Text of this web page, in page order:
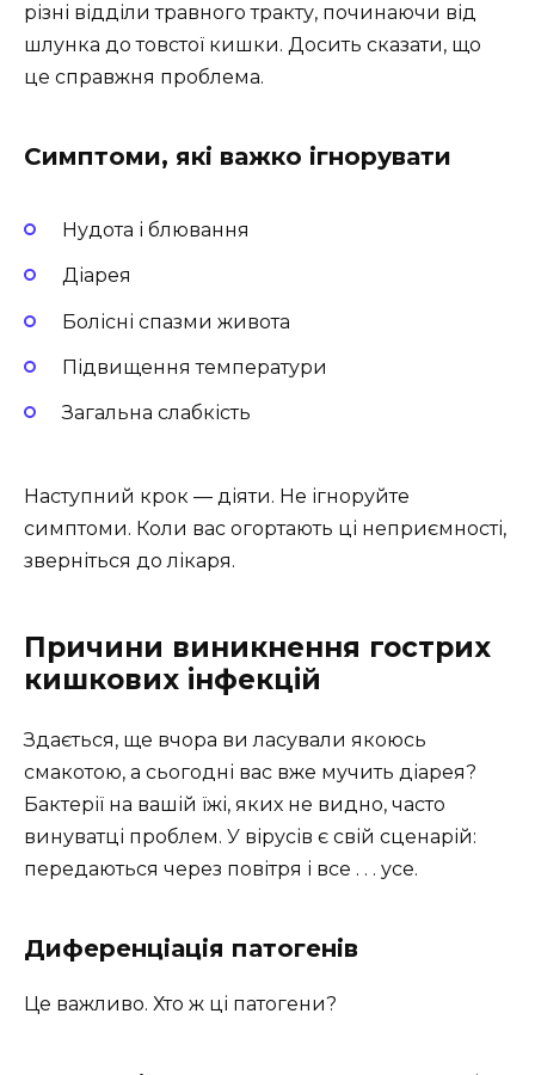
різні відділи травного тракту, починаючи від
шлунка до товстої кишки. Досить сказати, що
це справжня проблема.
Симптоми, які важко ігнорувати
Нудота і блювання
Діарея
Болісні спазми живота
Підвищення температури
Загальна слабкість
Наступний крок — діяти. Не ігноруйте
симптоми. Коли вас огортають ці неприємності,
зверніться до лікаря.
Причини виникнення гострих
кишкових інфекцій
Здається, ще вчора ви ласували якоюсь
смакотою, а сьогодні вас вже мучить діарея?
Бактерії на вашій їжі, яких не видно, часто
винуватці проблем. У вірусів є свій сценарій:
передаються через повітря і все . . . усе.
Диференціація патогенів
Це важливо. Хто ж ці патогени?